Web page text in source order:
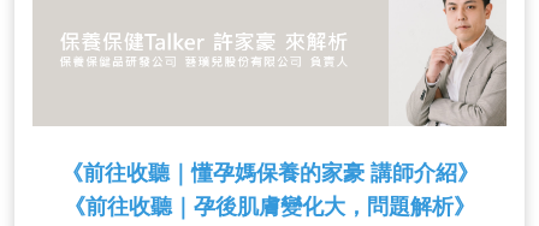
《前往收聽｜懂孕媽保養的家豪 講師介紹》
《前往收聽｜孕後肌膚變化大，問題解析》